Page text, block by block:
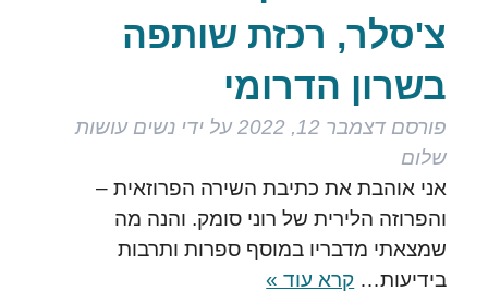
צ'סלר, רכזת שותפה
בשרון הדרומי
פורסם דצמבר 12, 2022 על ידי נשים עושות
שלום
אני אוהבת את כתיבת השירה הפרוזאית –
והפרוזה הלירית של רוני סומק. והנה מה
שמצאתי מדבריו במוסף ספרות ותרבות
בידיעות… קרא עוד »